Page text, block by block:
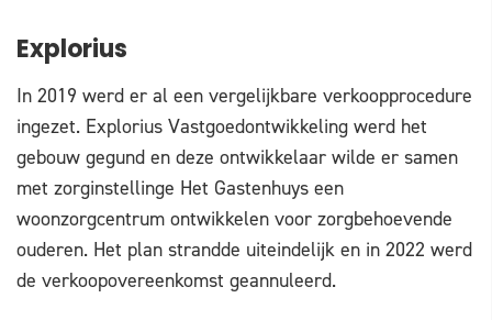
Explorius
In 2019 werd er al een vergelijkbare verkoopprocedure
ingezet. Explorius Vastgoedontwikkeling werd het
gebouw gegund en deze ontwikkelaar wilde er samen
met zorginstellinge Het Gastenhuys een
woonzorgcentrum ontwikkelen voor zorgbehoevende
ouderen. Het plan strandde uiteindelijk en in 2022 werd
de verkoopovereenkomst geannuleerd.